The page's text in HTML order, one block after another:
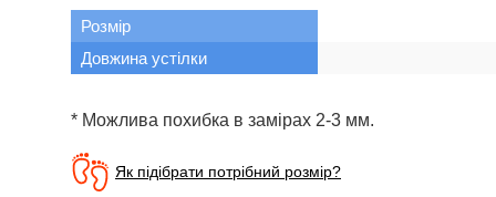
Розмір
Довжина устілки
* Можлива похибка в замірах 2-3 мм.
Як підібрати потрібний розмір?